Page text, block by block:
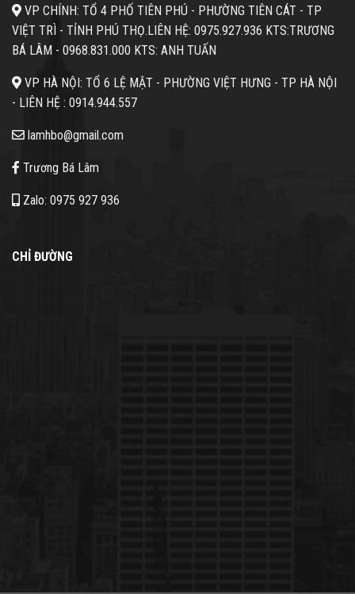
VP CHÍNH: TỔ 4 PHỐ TIÊN PHÚ - PHƯỜNG TIÊN CÁT - TP
VIỆT TRÌ - TỈNH PHÚ THỌ.LIÊN HỆ: 0975.927.936 KTS:TRƯƠNG
BÁ LÂM - 0968.831.000 KTS: ANH TUẤN
VP HÀ NỘI: TỔ 6 LỆ MẬT - PHƯỜNG VIỆT HƯNG - TP HÀ NỘI
- LIÊN HỆ : 0914.944.557
lamhbo@gmail.com
Trương Bá Lâm
Zalo: 0975 927 936
CHỈ ĐƯỜNG